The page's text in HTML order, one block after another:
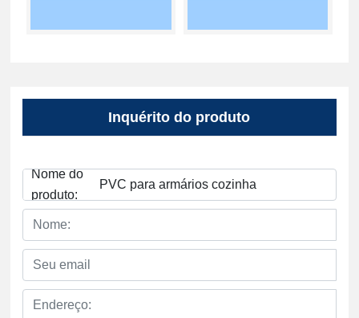
Inquérito do produto
Nome do
produto:
PVC para armários cozinha